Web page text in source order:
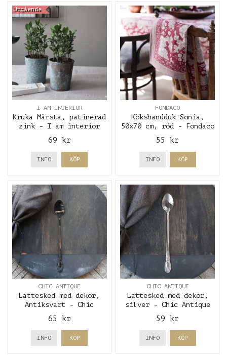
Utgående
I AM INTERIOR
Kruka Märsta, patinerad
zink - I am interior
69 kr
INFO KÖP
FONDACO
Kökshandduk Sonia,
50x70 cm, röd - Fondaco
55 kr
INFO KÖP
CHIC ANTIQUE
Lattesked med dekor,
Antiksvart - Chic
Antique
65 kr
INFO KÖP
CHIC ANTIQUE
Lattesked med dekor,
silver - Chic Antique
59 kr
INFO KÖP